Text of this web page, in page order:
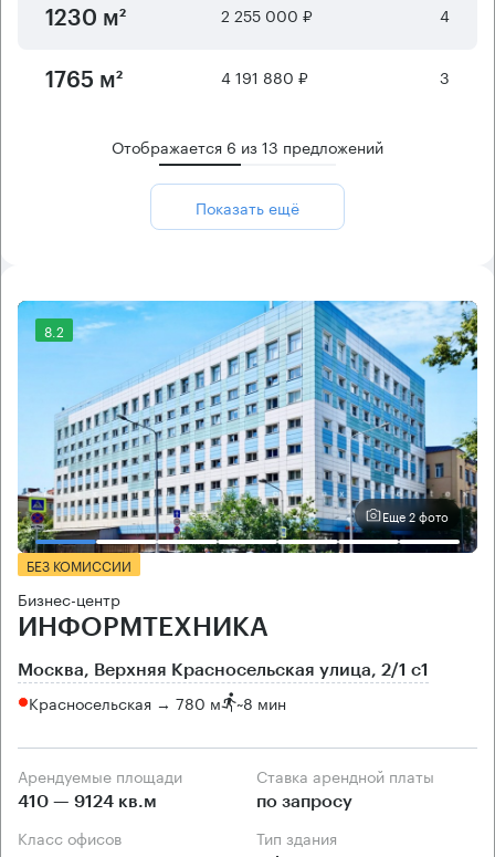
1230 м² 2 255 000 ₽ 4
1765 м² 4 191 880 ₽ 3
Отображается 6 из13 предложений
Показать ещё
8.2
Еще 2 фото
БЕЗ КОМИССИИ
Бизнес-центр
ИНФОРМТЕХНИКА
Москва, Верхняя Красносельская улица, 2/1 с1
Красносельская → 780 м ~8 мин
Арендуемые площади
410 — 9124 кв.м
Ставка арендной платы
по запросу
Класс офисов Тип здания